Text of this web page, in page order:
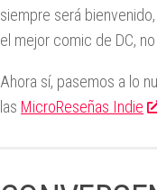
siempre será
el mejor comic de DC,
Ahora sí, pasemos a lo
las MicroReseñas Indie